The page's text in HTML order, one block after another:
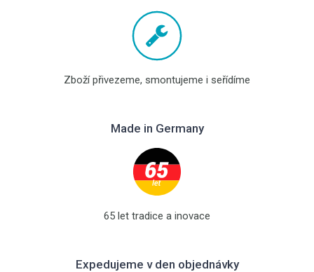
Zboží přivezeme, smontujeme i seřídíme
Made in Germany
65 let tradice a inovace
Expedujeme v den objednávky